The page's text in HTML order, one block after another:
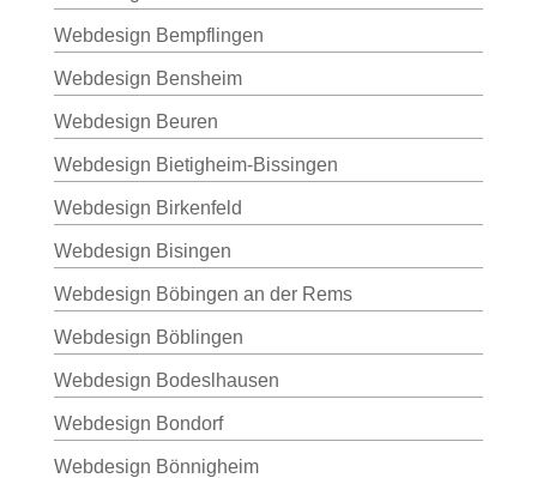
Webdesign Bempflingen
Webdesign Bensheim
Webdesign Beuren
Webdesign Bietigheim-Bissingen
Webdesign Birkenfeld
Webdesign Bisingen
Webdesign Böbingen an der Rems
Webdesign Böblingen
Webdesign Bodeslhausen
Webdesign Bondorf
Webdesign Bönnigheim